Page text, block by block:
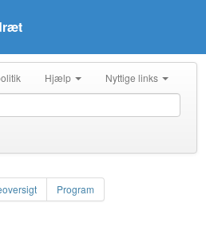
Hjælp Nyttige links
Program